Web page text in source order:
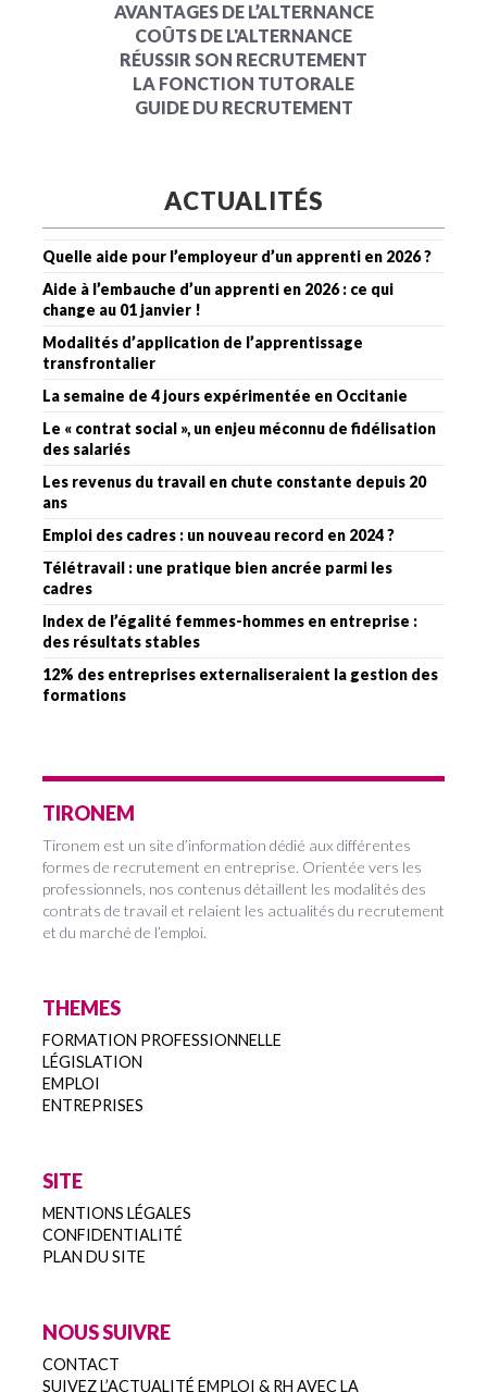
AVANTAGES DE L’ALTERNANCE
COÛTS DE L'ALTERNANCE
RÉUSSIR SON RECRUTEMENT
LA FONCTION TUTORALE
GUIDE DU RECRUTEMENT
ACTUALITÉS
Quelle aide pour l’employeur d’un apprenti en 2026 ?
Aide à l’embauche d’un apprenti en 2026 : ce qui
change au 01 janvier !
Modalités d’application de l’apprentissage
transfrontalier
La semaine de 4 jours expérimentée en Occitanie
Le « contrat social », un enjeu méconnu de fidélisation
des salariés
Les revenus du travail en chute constante depuis 20
ans
Emploi des cadres : un nouveau record en 2024 ?
Télétravail : une pratique bien ancrée parmi les
cadres
Index de l’égalité femmes-hommes en entreprise :
des résultats stables
12% des entreprises externaliseraient la gestion des
formations
TIRONEM
Tironem est un site d’information dédié aux différentes
formes de recrutement en entreprise. Orientée vers les
professionnels, nos contenus détaillent les modalités des
contrats de travail et relaient les actualités du recrutement
et du marché de l’emploi.
THEMES
FORMATION PROFESSIONNELLE
LÉGISLATION
EMPLOI
ENTREPRISES
SITE
MENTIONS LÉGALES
CONFIDENTIALITÉ
PLAN DU SITE
NOUS SUIVRE
CONTACT
SUIVEZ L’ACTUALITÉ EMPLOI & RH AVEC LA